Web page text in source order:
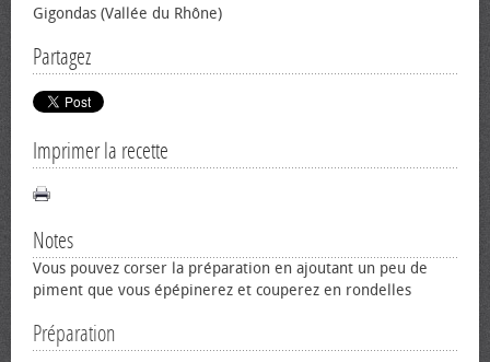
Gigondas (Vallée du Rhône)
Partagez
Imprimer la recette
Notes
Vous pouvez corser la préparation en ajoutant un peu de
piment que vous épépinerez et couperez en rondelles
Préparation